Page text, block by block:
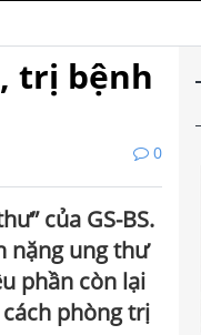
trị bệnh
0
của GS-BS.
nặng ung thư
phần còn lại
phòng trị